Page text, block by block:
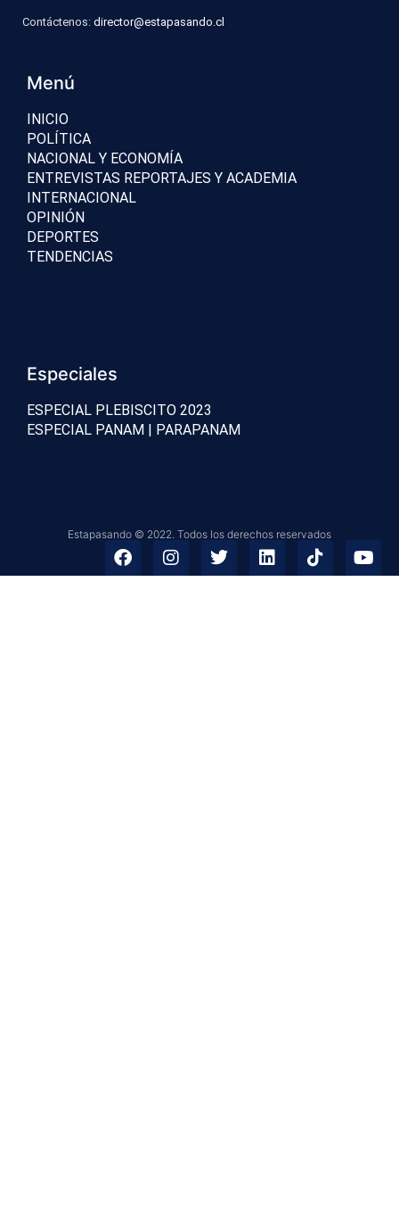
Contáctenos: director@estapasando.cl
Menú
INICIO
POLÍTICA
NACIONAL Y ECONOMÍA
ENTREVISTAS REPORTAJES Y ACADEMIA
INTERNACIONAL
OPINIÓN
DEPORTES
TENDENCIAS
Especiales
ESPECIAL PLEBISCITO 2023
ESPECIAL PANAM | PARAPANAM
Estapasando © 2022. Todos los derechos reservados